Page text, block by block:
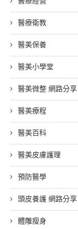
醫療衛教
醫美保養
醫美小學堂
醫美微整 網路分享
醫美療程
醫美百科
醫美皮膚護理
預防醫學
頭皮養護 網路分享
體雕瘦身